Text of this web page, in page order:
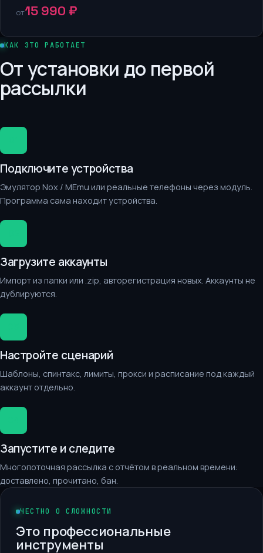
от15 990 ₽
КАК ЭТО РАБОТАЕТ
От установки до первой
рассылки
Подключите устройства
Эмулятор Nox / MEmu или реальные телефоны через модуль.
Программа сама находит устройства.
Загрузите аккаунты
Импорт из папки или .zip, авторегистрация новых. Аккаунты не
дублируются.
Настройте сценарий
Шаблоны, спинтакс, лимиты, прокси и расписание под каждый
аккаунт отдельно.
Запустите и следите
Многопоточная рассылка с отчётом в реальном времени:
доставлено, прочитано, бан.
ЧЕСТНО О СЛОЖНОСТИ
Это профессиональные
инструменты